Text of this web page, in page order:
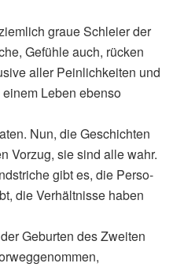
graue Schleier der
Gefühle auch, rücken
aller Peinlichkeiten und
Leben ebenso
Nun, die Geschichten
Vorzug, sie sind alle wahr.
gibt es, die Perso-
die Verhältnisse haben
Geburten des Zweiten